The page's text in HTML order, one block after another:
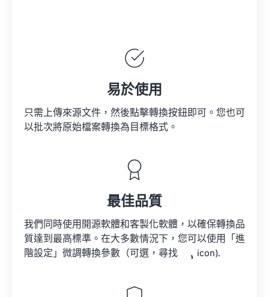
易於使用
只需上傳來源文件，然後點擊轉換按鈕即可。您也可
以批次將原始檔案轉換為目標格式。
最佳品質
我們同時使用開源軟體和客製化軟體，以確保轉換品
質達到最高標準。在大多數情況下，您可以使用「進
階設定」微調轉換參數（可選，尋找
icon).